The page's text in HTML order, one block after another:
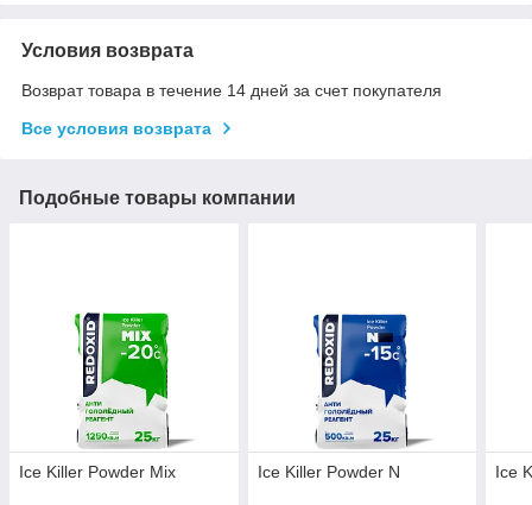
Условия возврата
Возврат товара в течение 14 дней за счет покупателя
Все условия возврата
Подобные товары компании
Ice Killer Powder Mix Ice Killer Powder N Ice